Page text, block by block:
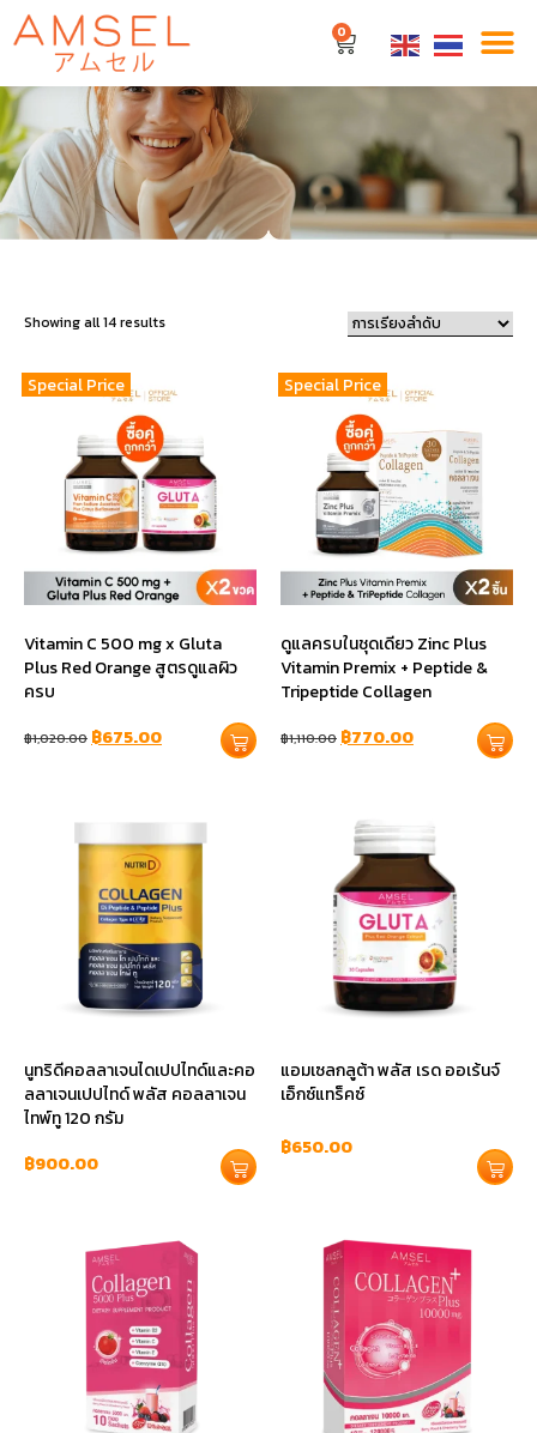
0
Showing all 14 results
Special Price
Vitamin C 500 mg x Gluta
Plus Red Orange สูตรดูแลผิว
ครบ
฿1,020.00 ฿675.00
Special Price
ดูแลครบในชุดเดียว Zinc Plus
Vitamin Premix + Peptide &
Tripeptide Collagen
฿1,110.00 ฿770.00
นูทริดีคอลลาเจนไดเปปไทด์และคอ
ลลาเจนเปปไทด์ พลัส คอลลาเจน
ไทพ์ทู 120 กรัม
฿900.00
แอมเซลกลูต้า พลัส เรด ออเร้นจ์
เอ็กซ์แทร็คซ์
฿650.00